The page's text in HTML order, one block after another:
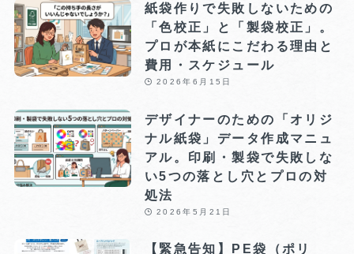
紙袋作りで失敗しないための
「色校正」と「製袋校正」。
プロが本紙にこだわる理由と
費用・スケジュール
2026年6月15日
デザイナーのための「オリジ
ナル紙袋」データ作成マニュ
アル。印刷・製袋で失敗しな
い5つの落とし穴とプロの対
処法
2026年5月21日
【緊急告知】PE袋（ポリ